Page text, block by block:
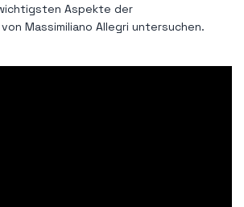
Aspekte der
Massimiliano Allegri untersuchen.